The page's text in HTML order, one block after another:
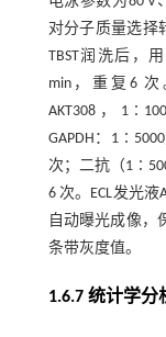
对分子质量选择
TBST润洗后，
min，重复6 次
AKT308，
GAPDH：
次；二抗（
6 次。ECL发光
自动曝光成像，
条带灰度值。
1.6.7 统计学分